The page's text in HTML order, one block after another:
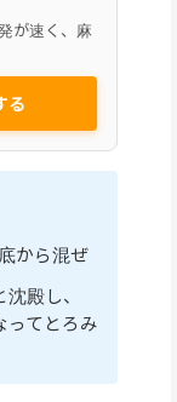
が速く、麻
る
から混ぜ
殿し、
ってとろみ